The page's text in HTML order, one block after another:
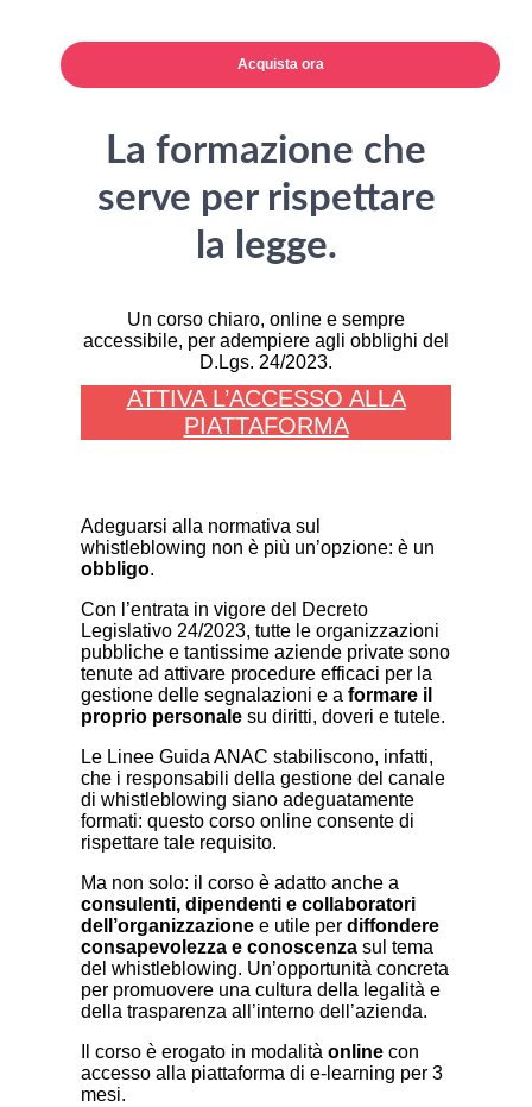
Acquista ora
La formazione che
serve per rispettare
la legge.
Un corso chiaro, online e sempre
accessibile, per adempiere agli obblighi del
D.Lgs. 24/2023.
ATTIVA L’ACCESSO ALLA
PIATTAFORMA
Adeguarsi alla normativa sul
whistleblowing non è più un’opzione: è un
obbligo.
Con l’entrata in vigore del Decreto
Legislativo 24/2023, tutte le organizzazioni
pubbliche e tantissime aziende private sono
tenute ad attivare procedure efficaci per la
gestione delle segnalazioni e aformare il
proprio personale su diritti, doveri e tutele.
Le Linee Guida ANAC stabiliscono, infatti,
che i responsabili della gestione del canale
di whistleblowing siano adeguatamente
formati: questo corso online consente di
rispettare tale requisito.
Ma non solo: il corso è adatto anche a
consulenti, dipendenti e collaboratori
dell’organizzazione e utile perdiffondere
consapevolezza e conoscenza sul tema
del whistleblowing. Un’opportunità concreta
per promuovere una cultura della legalità e
della trasparenza all’interno dell’azienda.
Il corso è erogato in modalitàonline con
accesso alla piattaforma di e-learning per 3
mesi.